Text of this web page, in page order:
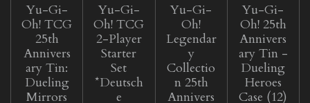
Yu-Gi-
Oh! TCG
25th
Annivers
ary Tin:
Dueling
Mirrors
Yu-Gi-
Oh! TCG
2-Player
Starter
Set
*Deutsch
e
Yu-Gi-
Oh!
Legendar
y
Collectio
n 25th
Annivers
Yu-Gi-
Oh! 25th
Annivers
ary Tin -
Dueling
Heroes
Case (12)